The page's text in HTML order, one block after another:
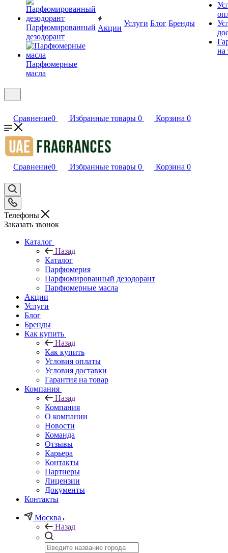
Парфюмированный
дезодорант
Парфюмерные
масла
Акции
Услуги Блог Бренды
на
Сравнение0 Избранные товары 0 Корзина 0
Сравнение0 Избранные товары 0 Корзина 0
Телефоны
Заказать звонок
Каталог
Назад
Каталог
Парфюмерия
Парфюмированный дезодорант
Парфюмерные масла
Акции
Услуги
Блог
Бренды
Как купить
Назад
Как купить
Условия оплаты
Условия доставки
Гарантия на товар
Компания
Назад
Компания
О компании
Новости
Команда
Отзывы
Карьера
Контакты
Партнеры
Лицензии
Документы
Контакты
Москва
Назад